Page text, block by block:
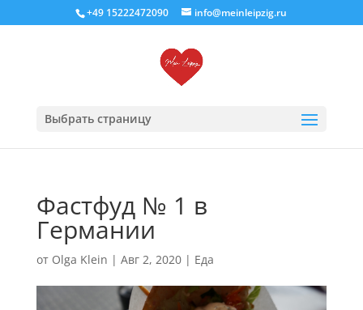
+49 15222472090 info@meinleipzig.ru
Выбрать страницу
Фастфуд № 1 в
Германии
от Olga Klein | Авг 2, 2020| Еда